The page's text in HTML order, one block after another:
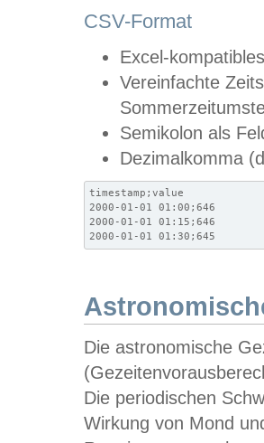
CSV-Format
Excel-
Vereinfachte
Semikolon als
Dezimalkomma
timestamp;value
2000-01-01 01:00;646
2000-01-01 01:15;646
2000-01-01 01:30;645
Die astronomische
Die periodischen
Wirkung von Mond